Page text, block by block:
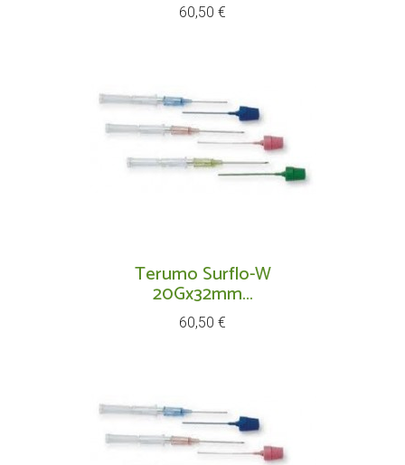
Prix
60,50 €
Terumo Surflo-W
20Gx32mm...
Prix
60,50 €